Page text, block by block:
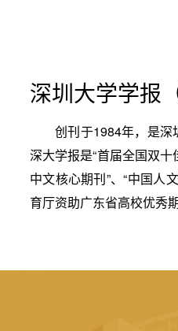
深圳大学学报
创刊于1984年，是深
深大学报是“首届全国双十
中文核心期刊”、“中国人
育厅资助广东省高校优秀